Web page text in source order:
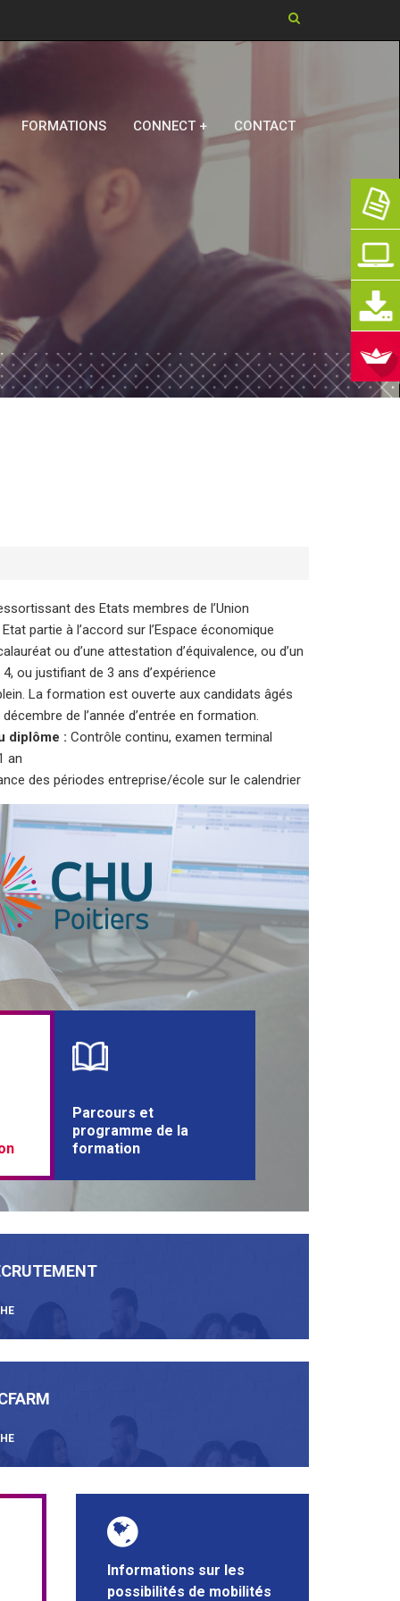
Chercher dans ce
FORMATIONS CONNECT + CONTACT
des Etats membres de l’Union
partie à l’accord sur l’Espace économique
ou d’une attestation d’équivalence, ou d’un
ou justifiant de 3 ans d’expérience
La formation est ouverte aux candidats âgés
de l’année d’entrée en formation.
diplôme : Contrôle continu, examen terminal
an
des périodes entreprise/école sur le calendrier
Parcours et
programme de la
formation
Informations sur les
possibilités de mobilités